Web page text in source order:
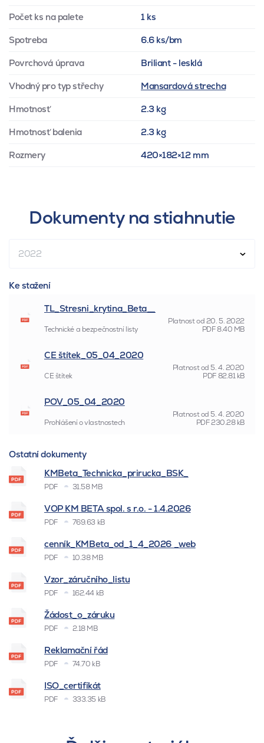
Počet ks na palete 1 ks
Spotreba 6.6 ks/bm
Povrchová úprava Briliant - lesklá
Vhodný pro typ střechy Mansardová strecha
Hmotnosť 2.3 kg
Hmotnosť balenia 2.3 kg
Rozmery 420×182×12 mm
Dokumenty na stiahnutie
2022
Ke stažení
TL_Stresni_krytina_Beta__
Platnost od20. 5. 2022
Technické a bezpečnostní listy
PDF8.40 MB
CE štítek_05_04_2020
Platnost od 5. 4. 2020
CE štítek
PDF82.81 kB
POV_05_04_2020
Platnost od 5. 4. 2020
Prohlášení o vlastnostech
PDF230.28 kB
Ostatní dokumenty
KMBeta_Technicka_prirucka_BSK_
PDF 31.58 MB
VOP KM BETA spol. s r.o. - 1.4.2026
PDF 769.63 kB
cenník_KMBeta_od_1_4_2026 _web
PDF 10.38 MB
Vzor_záručního_listu
PDF 162.44 kB
Žádost_o_záruku
PDF 2.18 MB
Reklamační řád
PDF 74.70 kB
ISO_certifikát
PDF 333.35 kB